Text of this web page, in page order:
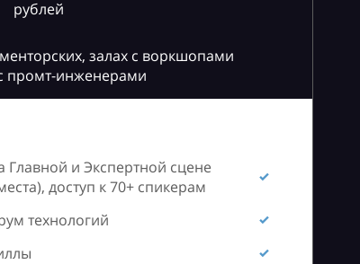
рублей
залах с воркшопами
промт-инженерами
и Экспертной сцене
доступ к 70+ спикерам
технологий